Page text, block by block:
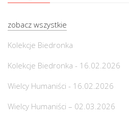
zobacz wszystkie
Kolekcje Biedronka
Kolekcje Biedronka - 16.02.2026
Wielcy Humaniści - 16.02.2026
Wielcy Humaniści – 02.03.2026